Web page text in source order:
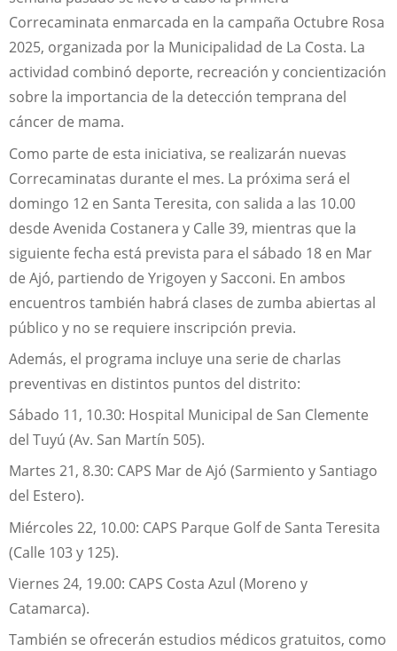
Correcaminata enmarcada en la campaña Octubre Rosa
2025, organizada por la Municipalidad de La Costa. La
actividad combinó deporte, recreación y concientización
sobre la importancia de la detección temprana del
cáncer de mama.
Como parte de esta iniciativa, se realizarán nuevas
Correcaminatas durante el mes. La próxima será el
domingo 12 en Santa Teresita, con salida a las 10.00
desde Avenida Costanera y Calle 39, mientras que la
siguiente fecha está prevista para el sábado 18 en Mar
de Ajó, partiendo de Yrigoyen y Sacconi. En ambos
encuentros también habrá clases de zumba abiertas al
público y no se requiere inscripción previa.
Además, el programa incluye una serie de charlas
preventivas en distintos puntos del distrito:
Sábado 11, 10.30: Hospital Municipal de San Clemente
del Tuyú (Av. San Martín 505).
Martes 21, 8.30: CAPS Mar de Ajó (Sarmiento y Santiago
del Estero).
Miércoles 22, 10.00: CAPS Parque Golf de Santa Teresita
(Calle 103 y 125).
Viernes 24, 19.00: CAPS Costa Azul (Moreno y
Catamarca).
También se ofrecerán estudios médicos gratuitos, como